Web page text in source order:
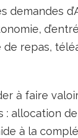
demandes
repas,
à faire
: allocation
à la